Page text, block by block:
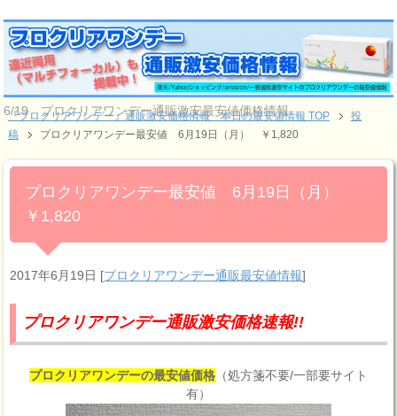
6/19 プロクリアワンデー通販激安最安値価格情報
『プロクリアワンデー』通販激安価格情報 本日の最安値情報 TOP
投
稿
プロクリアワンデー最安値 6月19日（月） ￥1,820
プロクリアワンデー最安値 6月19日（月）
￥1,820
2017年6月19日 [プロクリアワンデー通販最安値情報]
プロクリアワンデー通販激安価格速報!!
プロクリアワンデーの最安値価格（処方箋不要/一部要サイト
有）